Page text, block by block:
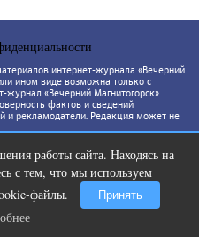
интернет-журнала «Вечерний
ином виде возможна только с
журнал «Вечерний Магнитогорск»
фактов и сведений
и рекламодатели. Редакция может не
работы сайта. Находясь на
с тем, что мы используем
файлы.
Принять
невесты оставит вас без
10 раз